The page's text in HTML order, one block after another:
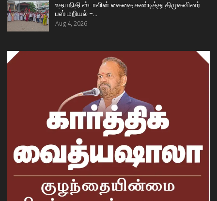
உதயநிதி ஸ்டாலின் கைதை கண்டித்து திமுகவினர்
பஸ் மறியல் –…
Aug 4, 2026